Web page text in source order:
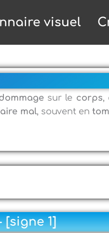
visuel
sur le corps,
mal, souvent en
[signe 1]